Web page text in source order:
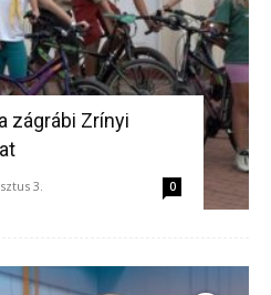
zágrábi Zrínyi
3. 0